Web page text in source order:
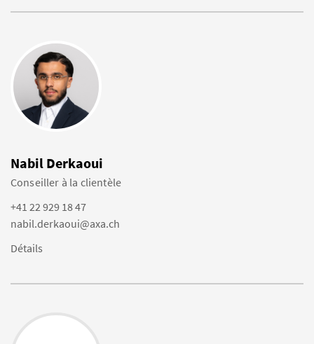
Nabil Derkaoui
Conseiller à la clientèle
+41 22 929 18 47
nabil.derkaoui@axa.ch
Détails